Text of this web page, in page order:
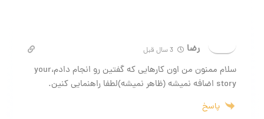
رضا
سلام ممنون من اون کارهایی که گفتین رو انجام دادم،your
story اضافه نمیشه (ظاهر نمیشه)لطفا راهنمایی کنین.
پاسخ